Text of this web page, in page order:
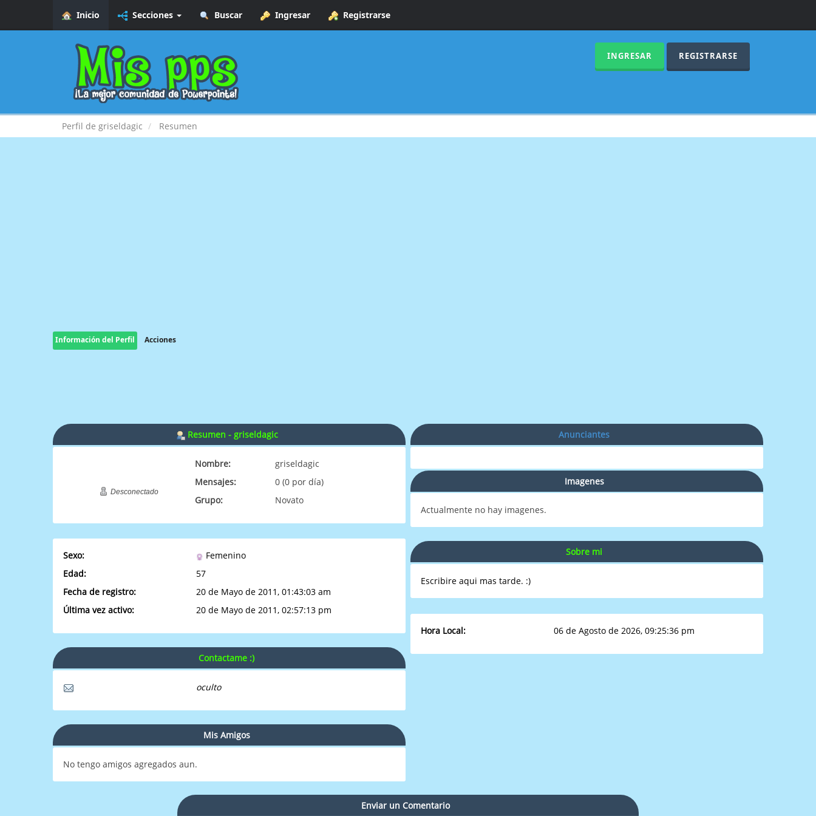
Inicio Secciones Buscar Ingresar Registrarse
INGRESAR REGISTRARSE
Perfil de griseldagic Resumen
Información del Perfil Acciones
Resumen - griseldagic
Desconectado
Nombre:
griseldagic
Mensajes:
0 (0 por día)
Grupo:
Novato
Sexo:
Femenino
Edad:
57
Fecha de registro:
20 de Mayo de 2011, 01:43:03 am
Última vez activo:
20 de Mayo de 2011, 02:57:13 pm
Contactame :)
oculto
Mis Amigos
No tengo amigos agregados aun.
Anunciantes
Imagenes
Actualmente no hay imagenes.
Sobre mi
Escribire aqui mas tarde. :)
Hora Local: 06 de Agosto de 2026, 09:25:36 pm
Enviar un Comentario